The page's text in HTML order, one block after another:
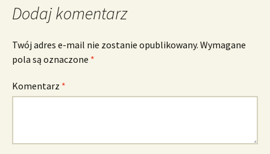
Dodaj komentarz
Twój adres e-mail nie zostanie opublikowany. Wymagane
pola są oznaczone *
Komentarz *